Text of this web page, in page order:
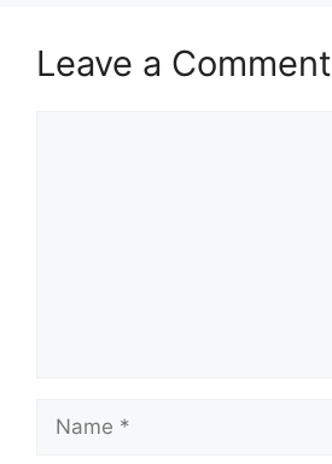
Leave a Comment
Name